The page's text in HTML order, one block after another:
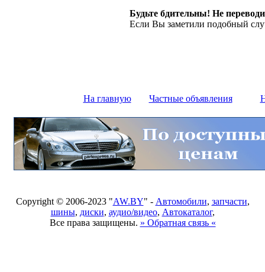
Будьте бдительны! Не
Если Вы заметили подобный
На главную Частные объявления
Copyright © 2006-2023 "AW.BY" - Автомобили, запчасти,
шины, диски, аудио/видео, Автокаталог,
Все права защищены. » Обратная связь «